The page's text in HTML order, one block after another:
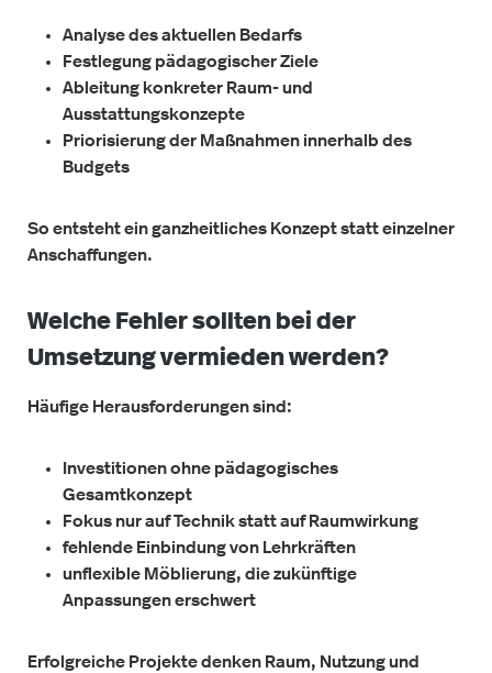
Analyse des aktuellen Bedarfs
Festlegung pädagogischer Ziele
Ableitung konkreter Raum- und
Ausstattungskonzepte
Priorisierung der Maßnahmen innerhalb des
Budgets
So entsteht ein ganzheitliches Konzept statt einzelner
Anschaffungen.
Welche Fehler sollten bei der
Umsetzung vermieden werden?
Häufige Herausforderungen sind:
Investitionen ohne pädagogisches
Gesamtkonzept
Fokus nur auf Technik statt auf Raumwirkung
fehlende Einbindung von Lehrkräften
unflexible Möblierung, die zukünftige
Anpassungen erschwert
Erfolgreiche Projekte denken Raum, Nutzung und